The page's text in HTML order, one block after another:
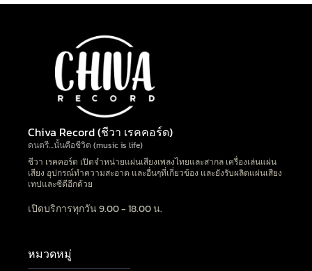
Chiva Record (ชีวา เรคคอร์ด)
ดนตรี…นั้นคือชีวิต (music is life)
ชีวา เรคคอร์ด เปิดจำหน่ายแผ่นเสียงเพลงไทยและสากล เครื่องเล่นแผ่น
เสียง อุปกรณ์ทำความสะอาด และอื่นๆที่เกี่ยวข้อง และยังรับผลิตแผ่นเสียง
เทปและซีดีอีกด้วย
เปิดบริการทุกวัน 9.00 - 18.00 น.
หมวดหมู่